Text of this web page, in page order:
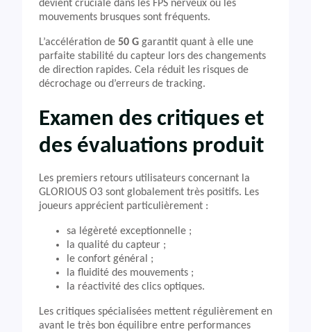
devient cruciale dans les FPS nerveux où les
mouvements brusques sont fréquents.
L’accélération de 50 G garantit quant à elle une
parfaite stabilité du capteur lors des changements
de direction rapides. Cela réduit les risques de
décrochage ou d’erreurs de tracking.
Examen des critiques et
des évaluations produit
Les premiers retours utilisateurs concernant la
GLORIOUS O3 sont globalement très positifs. Les
joueurs apprécient particulièrement :
sa légèreté exceptionnelle ;
la qualité du capteur ;
le confort général ;
la fluidité des mouvements ;
la réactivité des clics optiques.
Les critiques spécialisées mettent régulièrement en
avant le très bon équilibre entre performances